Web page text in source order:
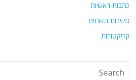
כתבות ראשיות
סקירות תשתית
קריקטורות